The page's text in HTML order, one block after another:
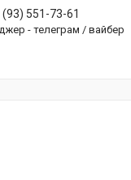
(93) 551-73-61
- телеграм / вайбер